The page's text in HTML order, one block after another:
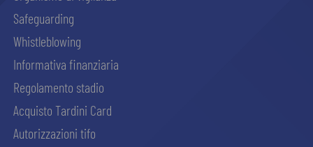
Safeguarding
Whistleblowing
Informativa finanziaria
Regolamento stadio
Acquisto Tardini Card
Autorizzazioni tifo